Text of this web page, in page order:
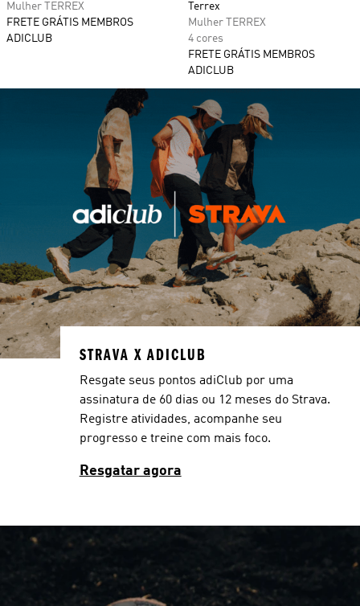
Mulher TERREX
FRETE GRÁTIS MEMBROS
ADICLUB
Terrex
Mulher TERREX
4 cores
FRETE GRÁTIS MEMBROS
ADICLUB
STRAVA X ADICLUB
Resgate seus pontos adiClub por uma
assinatura de 60 dias ou 12 meses do Strava.
Registre atividades, acompanhe seu
progresso e treine com mais foco.
Resgatar agora